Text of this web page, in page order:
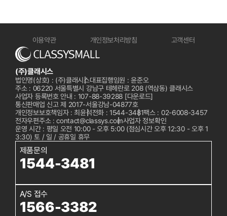
이용약관 개인정보처리방침 고객센터
(주)클래시스
법인명(상호) : (주)클래시스대표집행임원 : 윤준오
주소 : 06220 서울특별시 강남구 테헤란로 208 (역삼동) 클래시스
사업자 등록번호 안내 : 107-88-39288 [다운로드]
통신판매업 신고 제 2017-서울강남-04877호
개인정보보호책임자 : 최윤석전화 : 1544-3481팩스 : 02-6008-3457
전자우편주소 : contact@classys.com사업자 정보확인
운영 시간 : 평일 오전 10:00 - 오후 5:00 (점심시간 오후 12:30 - 오후 1
3:30) 토 / 일 / 공휴일 휴무
제품문의
1544-3481
A/S 접수
1566-3382